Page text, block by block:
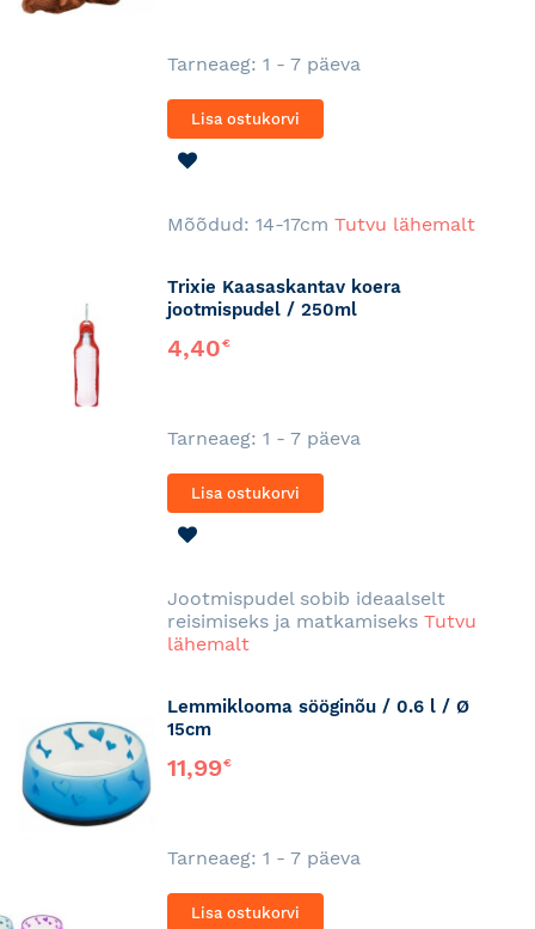
Tarneaeg: 1 - 7 päeva
Lisa ostukorvi
Mõõdud: 14-17cm Tutvu lähemalt
Trixie Kaasaskantav koera
jootmispudel / 250ml
4,40€
Tarneaeg: 1 - 7 päeva
Lisa ostukorvi
Jootmispudel sobib ideaalselt
reisimiseks ja matkamiseks Tutvu
lähemalt
Lemmiklooma sööginõu / 0.6 l / Ø
15cm
11,99€
Tarneaeg: 1 - 7 päeva
Lisa ostukorvi